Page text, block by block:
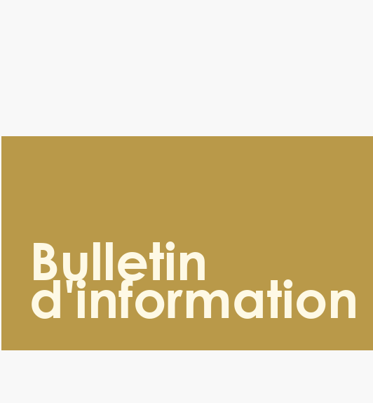
Bulletin
d'information